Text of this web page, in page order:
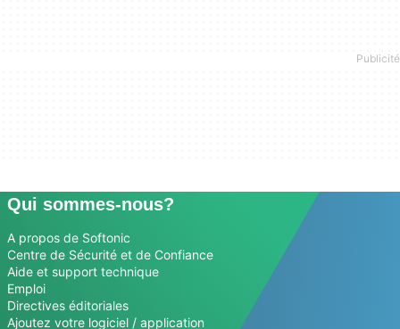
Qui sommes-nous?
A propos de Softonic
Centre de Sécurité et de Confiance
Aide et support technique
Emploi
Directives éditoriales
Ajoutez votre logiciel / application